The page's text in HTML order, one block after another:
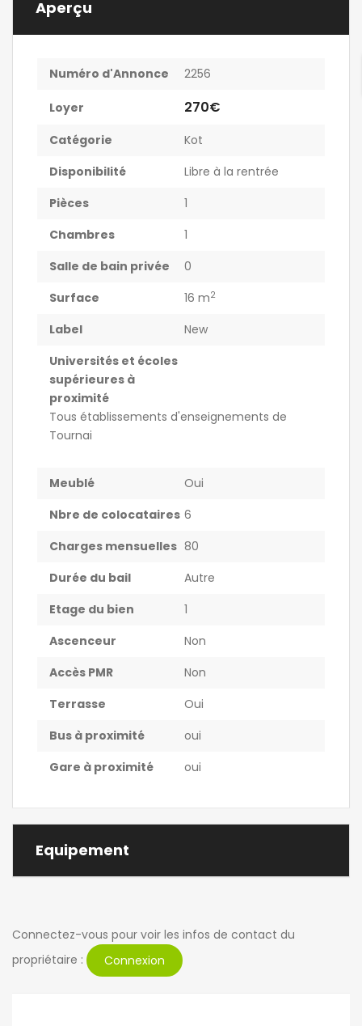
Aperçu
Numéro d'Annonce 2256
Loyer 270€
Catégorie
Kot
Disponibilité
Libre à la rentrée
Pièces
1
Chambres
1
Salle de bain privée
0
Surface
16 m2
Label
New
Universités et écoles
supérieures à
proximité
Tous établissements d'enseignements de
Tournai
Meublé
Oui
Nbre de colocataires 6
Charges mensuelles 80
Durée du bail
Autre
Etage du bien
1
Ascenceur
Non
Accès PMR
Non
Terrasse
Oui
Bus à proximité
oui
Gare à proximité
oui
Equipement
Connectez-vous pour voir les infos de contact du
propriétaire :
Connexion